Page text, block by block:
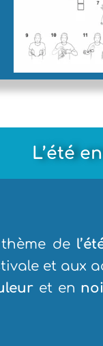
L’été
de
et aux
et en